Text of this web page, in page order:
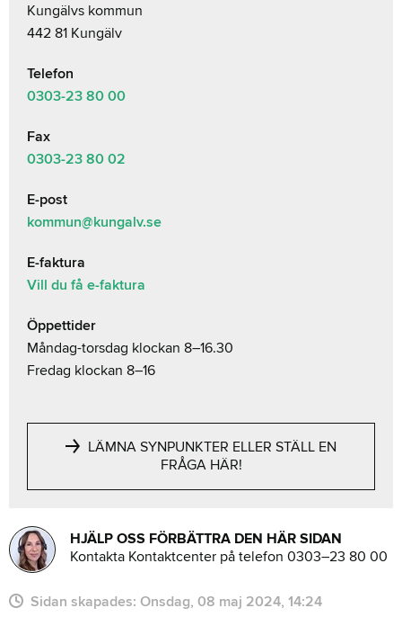
Kungälvs kommun
442 81 Kungälv
Telefon
0303-23 80 00
Fax
0303-23 80 02
E-post
kommun@kungalv.se
E-faktura
Vill du få e-faktura
Öppettider
Måndag-torsdag klockan 8–16.30
Fredag klockan 8–16
LÄMNA SYNPUNKTER ELLER STÄLL EN
FRÅGA HÄR!
HJÄLP OSS FÖRBÄTTRA DEN HÄR SIDAN
Kontakta Kontaktcenter på telefon 0303–23 80 00
Sidan skapades: onsdag, 08 maj 2024, 14:24